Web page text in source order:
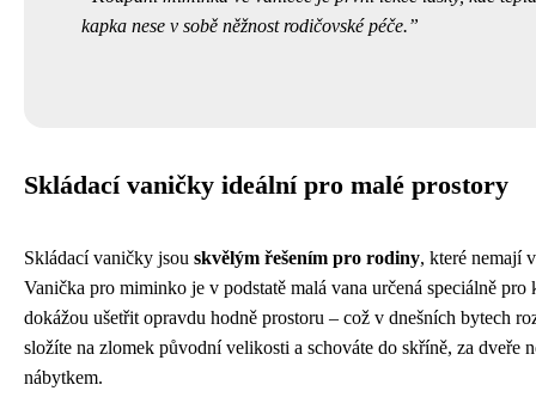
kapka nese v sobě něžnost rodičovské péče.
Skládací vaničky ideální pro malé prostory
Skládací vaničky jsou skvělým řešením pro rodiny, které nemají
Vanička pro miminko je v podstatě malá vana určená speciálně
dokážou ušetřit opravdu hodně prostoru – což v dnešních bytech
složíte na zlomek původní velikosti a schováte do skříně, za dveře
nábytkem.